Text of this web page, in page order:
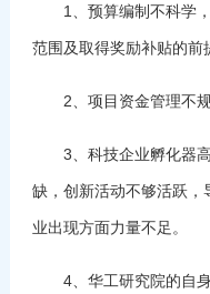
1、预算编制不科学，
范围及取得奖励补贴的前
2、项目资金管理不规
3、科技企业孵化器高
缺，创新活动不够活跃，
业出现方面力量不足。
4、华工研究院的自身